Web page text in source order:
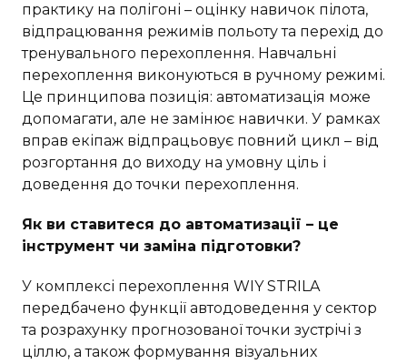
практику на полігоні – оцінку навичок пілота,
відпрацювання режимів польоту та перехід до
тренувального перехоплення. Навчальні
перехоплення виконуються в ручному режимі.
Це принципова позиція: автоматизація може
допомагати, але не замінює навички. У рамках
вправ екіпаж відпрацьовує повний цикл – від
розгортання до виходу на умовну ціль і
доведення до точки перехоплення.
Як ви ставитеся до автоматизації – це
інструмент чи заміна підготовки?
У комплексі перехоплення WIY STRILA
передбачено функції автодоведення у сектор
та розрахунку прогнозованої точки зустрічі з
ціллю, а також формування візуальних